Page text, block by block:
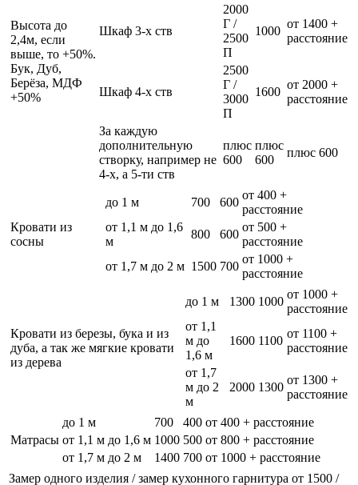
Высота до
2,4м, если
выше, то +50%.
Бук, Дуб,
Берёза, МДФ
+50%
Шкаф 3-х ств
2000
Г /
2500
П
1000
от 1400 +
расстояние
Шкаф 4-х ств
2500
Г /
3000
П
1600
от 2000 +
расстояние
За каждую
дополнительную
створку, например не
4-х, а 5-ти ств
плюс
600
плюс
600
плюс 600
Кровати из
сосны
до 1 м 700 600
от 400 +
расстояние
от 1,1 м до 1,6
м
800 600
от 500 +
расстояние
от 1,7 м до 2 м 1500 700
от 1000 +
расстояние
Кровати из березы, бука и из
дуба, а так же мягкие кровати
из дерева
до 1 м 1300 1000
от 1000 +
расстояние
от 1,1
м до
1,6 м
1600 1100
от 1100 +
расстояние
от 1,7
м до 2
м
2000 1300
от 1300 +
расстояние
Матрасы
до 1 м 700 400 от 400 + расстояние
от 1,1 м до 1,6 м 1000 500 от 800 + расстояние
от 1,7 м до 2 м
1400 700 от 1000 + расстояние
Замер одного изделия / замер кухонного гарнитура от 1500 /